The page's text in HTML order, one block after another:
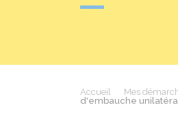
Accueil Mes
d'embauche